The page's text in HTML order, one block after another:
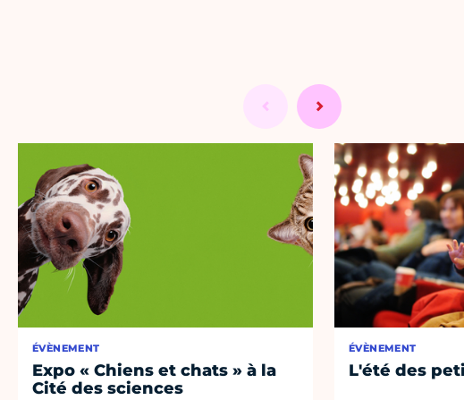
ÉVÈNEMENT
Expo « Chiens et chats » à la
Cité des sciences
ÉVÈNEMENT
L'été des